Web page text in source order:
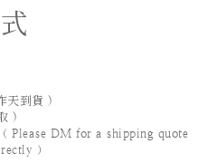
天到貨 )
)
Please DM for a shipping quote
）